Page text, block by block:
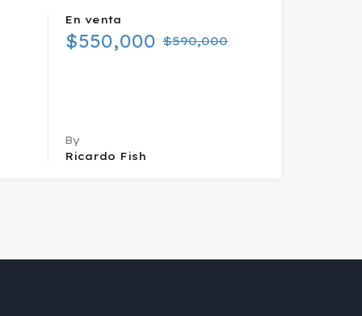
En venta
$550,000 $590,000
By
Ricardo Fish